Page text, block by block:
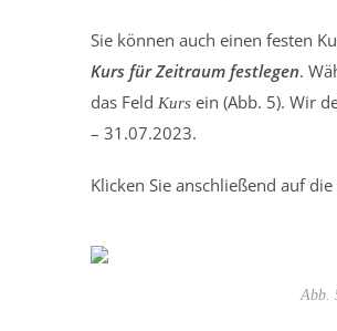
Sie können auch einen festen
Kurs für Zeitraum festlegen.
das Feld Kurs ein (Abb. 5). Wir
– 31.07.2023.
Klicken Sie anschließend auf die
Abb.